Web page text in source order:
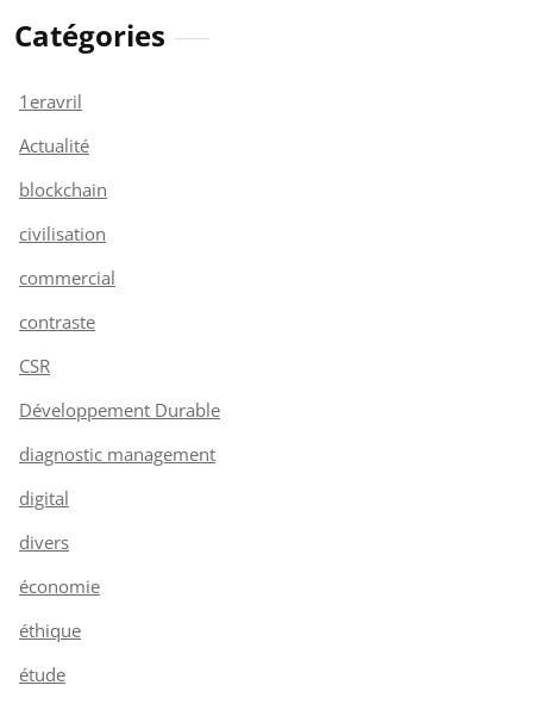
Catégories
1eravril
Actualité
blockchain
civilisation
commercial
contraste
CSR
Développement Durable
diagnostic management
digital
divers
économie
éthique
étude